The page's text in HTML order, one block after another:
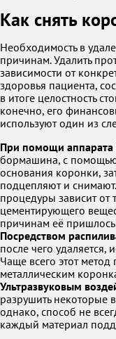
Как снять
Необходимость в
причинам. Удалить
зависимости от
здоровья пациента,
в итоге целостность
конечно, его
используют один из
При помощи аппарата
бормашина, с помощью
основания коронки,
подцепляют и
процедуры зависит от
цементирующего
причинам её пришлось
Посредством
после чего
Чаще всего этот
металлическим
Ультразвуковым
разрушить некоторые
однако, способ не
каждый материал